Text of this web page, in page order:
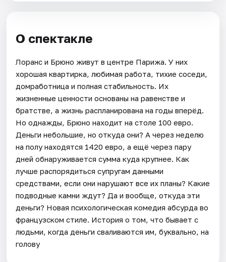
О спектакле
Лоранс и Брюно живут в центре Парижа. У них
хорошая квартирка, любимая работа, тихие соседи,
домработница и полная стабильность. Их
жизненные ценности основаны на равенстве и
братстве, а жизнь распланирована на годы вперёд.
Но однажды, Брюно находит на столе 100 евро.
Деньги небольшие, но откуда они? А через неделю
на полу находятся 1420 евро, а ещё через пару
дней обнаруживается сумма куда крупнее. Как
лучше распорядиться супругам данными
средствами, если они нарушают все их планы? Какие
подводные камни ждут? Да и вообще, откуда эти
деньги? Новая психологическая комедия абсурда во
французском стиле. История о том, что бывает с
людьми, когда деньги сваливаются им, буквально, на
голову